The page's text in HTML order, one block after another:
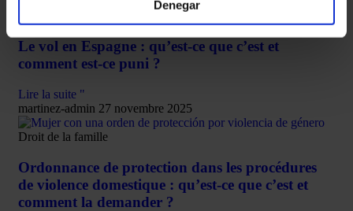
Denegar
Le vol en Espagne : qu’est-ce que c’est et
comment est-ce puni ?
Lire la suite "
martinez-admin 27 novembre 2025
Droit de la famille
Ordonnance de protection dans les procédures
de violence domestique : qu’est-ce que c’est et
comment la demander ?